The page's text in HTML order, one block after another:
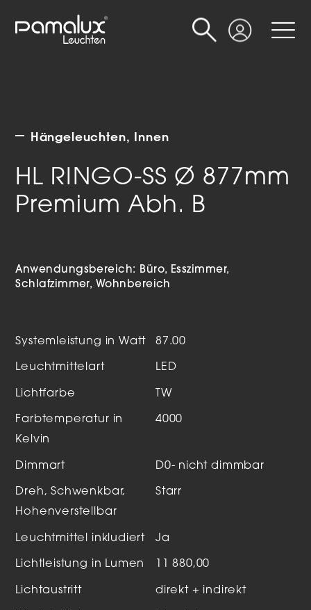
Login
Suche
Hängeleuchten Innen
HL RINGO-SS Ø 877mm
Premium Abh. B
Anwendungsbereich: Büro
Esszimmer
Schlafzimmer
Wohnbereich
Systemleistung in Watt 87.00
Leuchtmittelart LED
Lichtfarbe TW
Farbtemperatur in
Kelvin
4000
Dimmart D0- nicht dimmbar
Dreh, Schwenkbar,
Hohenverstellbar
Starr
Leuchtmittel inkludiert Ja
Lichtleistung in Lumen 11 880,00
Lichtaustritt direkt + indirekt